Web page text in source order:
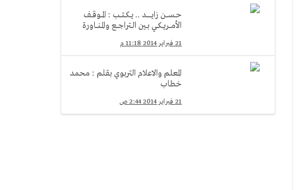
حــســـن زايــــــــد .. يــكــتـــب : المـــوقــف
الأمـــريــكــي بــين الــتراجـــع والمــنـــاورة
21 فبراير 2014 11:18 م
المعلم والاعلام التربوي بقلم : محمد
خطاب
21 فبراير 2014 2:44 ص